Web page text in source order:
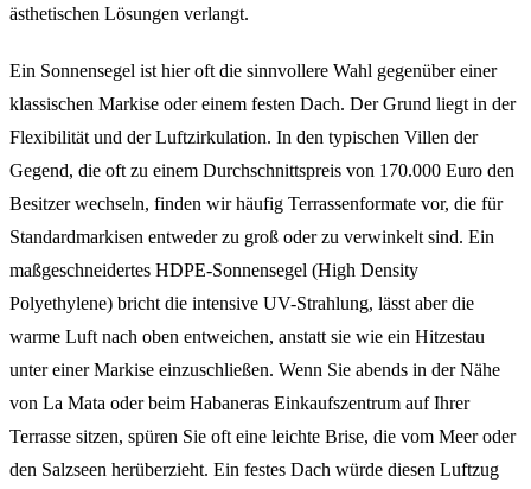
ästhetischen Lösungen verlangt.
Ein Sonnensegel ist hier oft die sinnvollere Wahl gegenüber einer
klassischen Markise oder einem festen Dach. Der Grund liegt in der
Flexibilität und der Luftzirkulation. In den typischen Villen der
Gegend, die oft zu einem Durchschnittspreis von 170.000 Euro den
Besitzer wechseln, finden wir häufig Terrassenformate vor, die für
Standardmarkisen entweder zu groß oder zu verwinkelt sind. Ein
maßgeschneidertes HDPE-Sonnensegel (High Density
Polyethylene) bricht die intensive UV-Strahlung, lässt aber die
warme Luft nach oben entweichen, anstatt sie wie ein Hitzestau
unter einer Markise einzuschließen. Wenn Sie abends in der Nähe
von La Mata oder beim Habaneras Einkaufszentrum auf Ihrer
Terrasse sitzen, spüren Sie oft eine leichte Brise, die vom Meer oder
den Salzseen herüberzieht. Ein festes Dach würde diesen Luftzug